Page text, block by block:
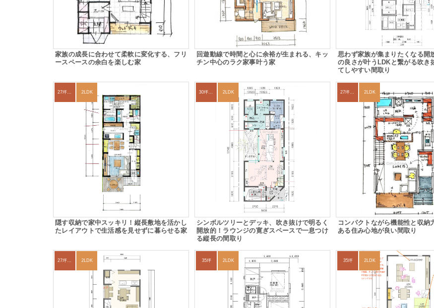
家族の成長に合わせて柔軟に変化する、フリ
ースペースの余白を楽しむ家
回遊動線で時間と心に余裕が生まれる、キッ
チン中心のラク家事叶う家
思わず家族が集まりたくなる開
の良さが叶うLDKと繋がる吹き
てしやすい間取り
27坪〜30坪 2LDK
隠す収納で家中スッキリ！縦長敷地を活かし
たレイアウトで生活感を見せずに暮らせる家
30坪～33坪 2LDK
シンボルツリーとデッキ、吹き抜けで明るく
開放的！ラウンジの寛ぎスペースで一息つけ
る縦長の間取り
27坪〜30坪 2LDK
コンパクトながら機能性と収納
ある住み心地が良い間取り
27坪〜30坪 2LDK 35坪 2LDK 35坪 2LDK